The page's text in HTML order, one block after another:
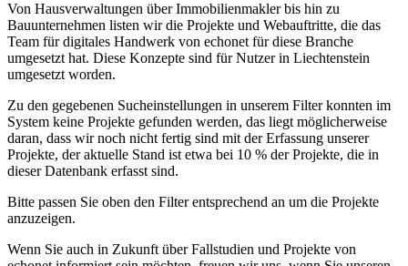
Von Hausverwaltungen über Immobilienmakler bis hin zu
Bauunternehmen listen wir die Projekte und Webauftritte, die das
Team für digitales Handwerk von echonet für diese Branche
umgesetzt hat. Diese Konzepte sind für Nutzer in Liechtenstein
umgesetzt worden.
Zu den gegebenen Sucheinstellungen in unserem Filter konnten im
System keine Projekte gefunden werden, das liegt möglicherweise
daran, dass wir noch nicht fertig sind mit der Erfassung unserer
Projekte, der aktuelle Stand ist etwa bei 10 % der Projekte, die in
dieser Datenbank erfasst sind.
Bitte passen Sie oben den Filter entsprechend an um die Projekte
anzuzeigen.
Wenn Sie auch in Zukunft über Fallstudien und Projekte von